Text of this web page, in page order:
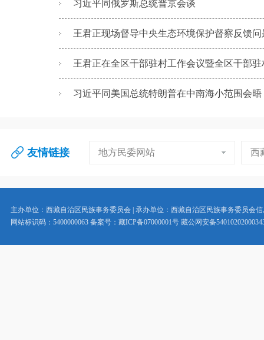
习近平同俄罗斯总统普京会谈
王君正现场督导中央生态环境保护督察反馈
王君正在全区干部驻村工作会议暨全区干部
习近平同美国总统特朗普在中南海小范围会晤
友情链接 地方民委网站 西
主办单位：西藏自治区民族事务委员会 | 承办单位：西藏自治区民族事务委员会
网站标识码：5400000063 备案号：藏ICP备07000001号 藏公网安备